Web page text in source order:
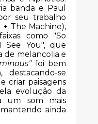
banda e Paul
seu trabalho
The Machine),
como "So
See You", que
de melancolia e
foi bem
destacando-se
criar paisagens
evolução da
um som mais
ainda